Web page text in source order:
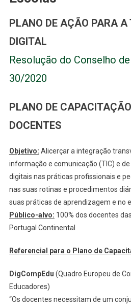
PLANO DE AÇÃO PARA
DIGITAL
Resolução do Conselho
30/2020
PLANO DE
DOCENTES
Objetivo: Alicerçar a integração
informação e comunicação (TIC) e
digitais nas práticas profissionais e
nas suas rotinas e procedimentos
suas práticas de aprendizagem e no
Público-alvo: 100% dos docentes
Portugal Continental
Referencial para o Plano de
DigCompEdu (Quadro Europeu de
Educadores)
“Os docentes necessitam de um